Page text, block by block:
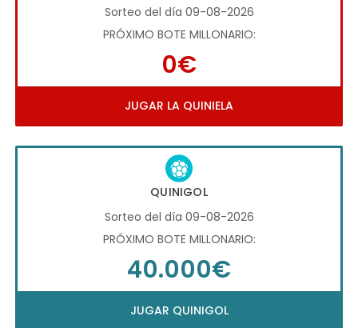
Sorteo del día 09-08-2026
PRÓXIMO BOTE MILLONARIO:
0€
JUGAR LA QUINIELA
QUINIGOL
Sorteo del día 09-08-2026
PRÓXIMO BOTE MILLONARIO:
40.000€
JUGAR QUINIGOL